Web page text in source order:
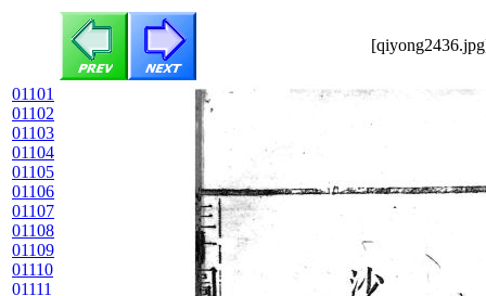
01101
01102
01103
01104
01105
01106
01107
01108
01109
01110
01111